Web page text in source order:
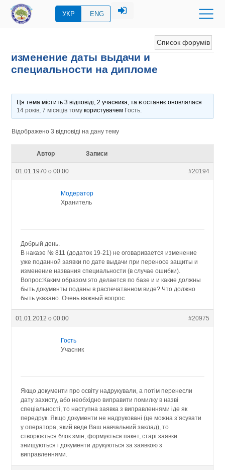
УКР ENG
Список форумів
изменение даты выдачи и
специальности на дипломе
Ця тема містить 3 відповіді, 2 учасника, та в останнє оновлялася
14 років, 7 місяців томукористувачем Гость.
Відображено 3 відповіді на дану тему
Автор Записи
01.01.1970 о 00:00 #20194
Модератор
Хранитель
Добрый день.
В наказе № 811 (додаток 19-21) не оговаривается изменение
уже поданной заявки по дате выдачи при переносе защиты и
изменение названия специальности (в случае ошибки).
Вопрос:Каким образом это делается по базе и и какие должны
быть документы поданы в распечатанном виде? Что должно
быть указано. Очень важный вопрос.
01.01.2012 о 00:00 #20975
Гость
Учасник
Якщо документи про освіту надрукували, а потім перенесли
дату захисту, або необхідно виправити помилку в назві
спеціальності, то наступна заявка з виправленнями іде як
передрук. Якщо документи не надруковані (це можна з’ясувати
у оператора, який веде Ваш навчальний заклад), то
створюється блок змін, формується пакет, старі заявки
знищуються і документи друкуються за заявкою з
виправленнями.